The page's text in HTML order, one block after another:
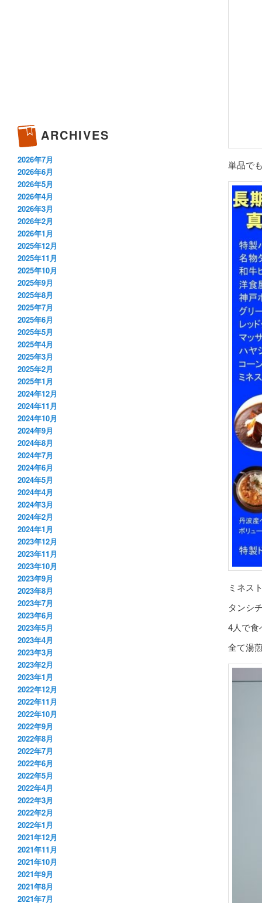
単品で
ミネス
タンシ
4人で食
全て湯
ARCHIVES
2026年7月
2026年6月
2026年5月
2026年4月
2026年3月
2026年2月
2026年1月
2025年12月
2025年11月
2025年10月
2025年9月
2025年8月
2025年7月
2025年6月
2025年5月
2025年4月
2025年3月
2025年2月
2025年1月
2024年12月
2024年11月
2024年10月
2024年9月
2024年8月
2024年7月
2024年6月
2024年5月
2024年4月
2024年3月
2024年2月
2024年1月
2023年12月
2023年11月
2023年10月
2023年9月
2023年8月
2023年7月
2023年6月
2023年5月
2023年4月
2023年3月
2023年2月
2023年1月
2022年12月
2022年11月
2022年10月
2022年9月
2022年8月
2022年7月
2022年6月
2022年5月
2022年4月
2022年3月
2022年2月
2022年1月
2021年12月
2021年11月
2021年10月
2021年9月
2021年8月
2021年7月